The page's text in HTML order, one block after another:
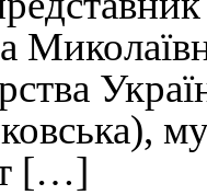
[…]